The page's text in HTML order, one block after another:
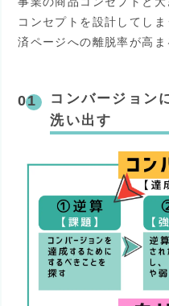
コンセプトを設計してし
済ページへの離脱率が高ま
コンバージョン
洗い出す